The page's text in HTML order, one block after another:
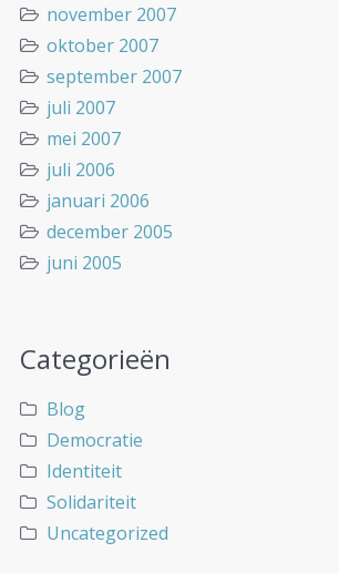
november 2007
oktober 2007
september 2007
juli 2007
mei 2007
juli 2006
januari 2006
december 2005
juni 2005
Categorieën
Blog
Democratie
Identiteit
Solidariteit
Uncategorized